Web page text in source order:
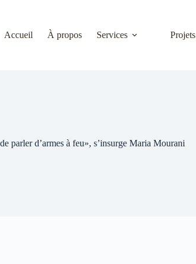
Accueil À propos Services Projets
parler d’armes à feu», s’insurge Maria Mourani